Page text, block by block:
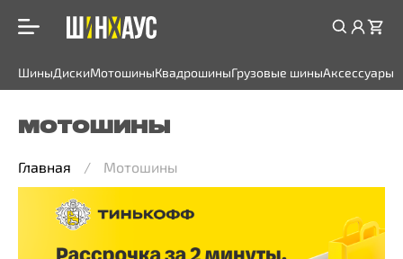
ШиныДискиМотошиныКвадрошиныГрузовые шиныАксессуары
МОТОШИНЫ
Главная Мотошины